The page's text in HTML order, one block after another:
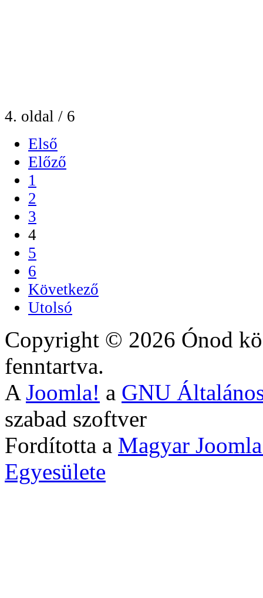
4. oldal / 6
Első
Előző
1
2
3
4
5
6
Következő
Utolsó
Copyright © 2026 Ónod
fenntartva.
A Joomla! a GNU
szabad szoftver
Fordította a Magyar
Egyesülete